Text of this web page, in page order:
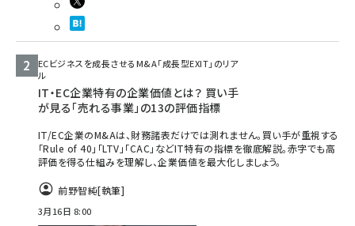
ECビジネスを成長させるM&A「成長型EXIT」のリア
ル
IT・EC企業特有の企業価値とは？ 買い手
が見る「売れる事業」の13の評価指標
IT/EC企業のM&Aは、財務諸表だけでは測れません。買い手が重視する
「Rule of 40」「LTV」「CAC」などIT特有の指標を徹底解説。赤字でも高
評価を得る仕組みを理解し、企業価値を最大化しましょう。
前野智純[執筆]
3月16日 8:00